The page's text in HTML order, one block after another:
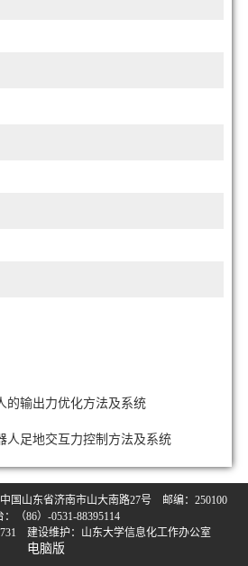
的输出力优化方法及系统
人足地交互力控制方法及系统
山东省济南市山大南路27号 邮编：250100
：（86）-0531-88395114
建设维护：山东大学信息化工作办公室
电脑版